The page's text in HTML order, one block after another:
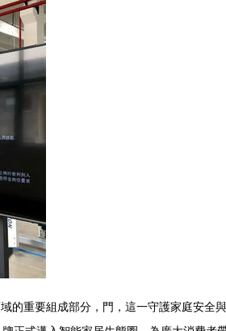
重要組成部分，門，這一守護家庭安全